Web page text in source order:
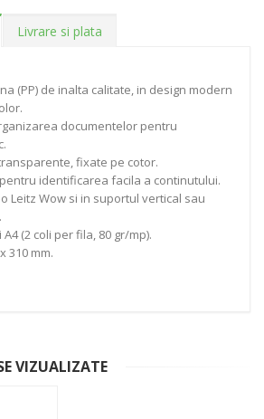
Livrare si plata
(PP) de inalta calitate, in design modern
documentelor pentru
fixate pe cotor.
identificarea facila a continutului.
Leitz Wow si in suportul vertical sau
(2 coli per fila, 80 gr/mp).
310 mm.
VIZUALIZATE